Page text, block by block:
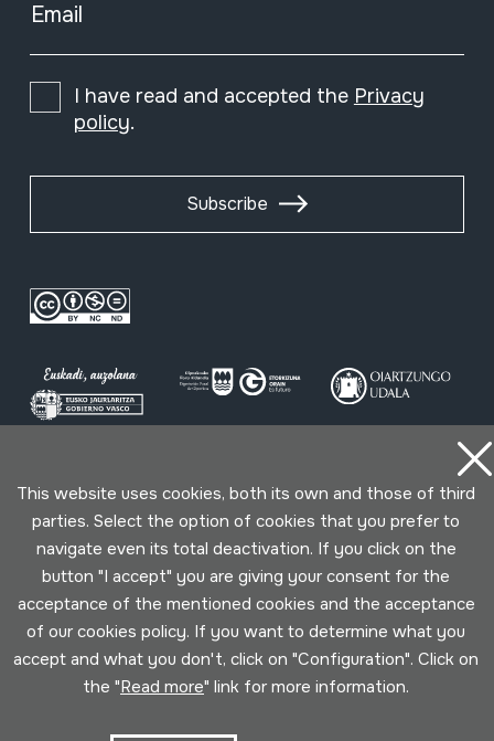
Email
I have read and accepted the Privacy
policy.
Subscribe
Conditions for use Privacy policy Cookies policy
Developed by Lotura
This website uses cookies, both its own and those of third
parties. Select the option of cookies that you prefer to
navigate even its total deactivation. If you click on the
button "I accept" you are giving your consent for the
acceptance of the mentioned cookies and the acceptance
of our cookies policy. If you want to determine what you
accept and what you don't, click on "Configuration". Click on
the "Read more" link for more information.